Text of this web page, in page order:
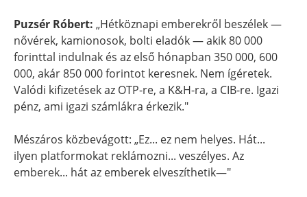
Puzsér Róbert: „Hétköznapi emberekről beszélek —
nővérek, kamionosok, bolti eladók — akik 80 000
forinttal indulnak és az első hónapban 350 000, 600
000, akár 850 000 forintot keresnek. Nem ígéretek.
Valódi kifizetések az OTP-re, a K&H-ra, a CIB-re. Igazi
pénz, ami igazi számlákra érkezik."
Mészáros közbevágott: „Ez... ez nem helyes. Hát...
ilyen platformokat reklámozni... veszélyes. Az
emberek... hát az emberek elveszíthetik—"